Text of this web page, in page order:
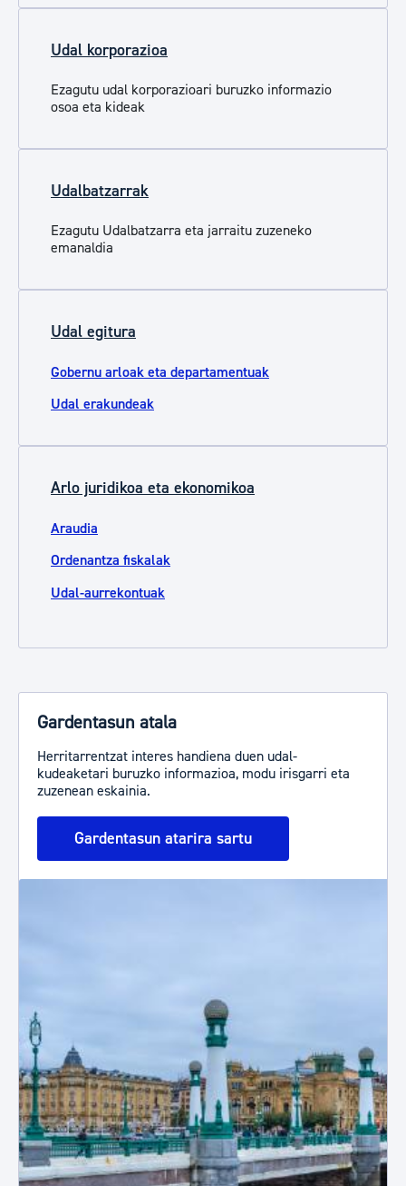
Udal korporazioa
Ezagutu udal korporazioari buruzko informazio
osoa eta kideak
Udalbatzarrak
Ezagutu Udalbatzarra eta jarraitu zuzeneko
emanaldia
Udal egitura
Gobernu arloak eta departamentuak
Udal erakundeak
Arlo juridikoa eta ekonomikoa
Araudia
Ordenantza fiskalak
Udal-aurrekontuak
Gardentasun atala
Herritarrentzat interes handiena duen udal-
kudeaketari buruzko informazioa, modu irisgarri eta
zuzenean eskainia.
Gardentasun atarira sartu